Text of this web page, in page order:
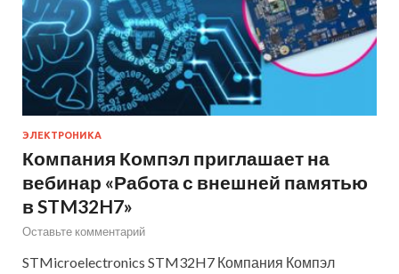
ЭЛЕКТРОНИКА
Компания Компэл приглашает на
вебинар «Работа с внешней памятью
в STM32H7»
Оставьте комментарий
STMicroelectronics STM32H7 Компания Компэл